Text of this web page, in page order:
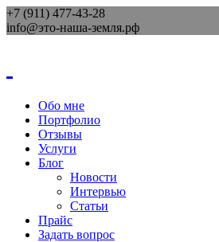
+7 (911) 477-43-28
info@это-наша-земля.рф
Обо мне
Портфолио
Отзывы
Услуги
Блог
Новости
Интервью
Статьи
Прайс
Задать вопрос